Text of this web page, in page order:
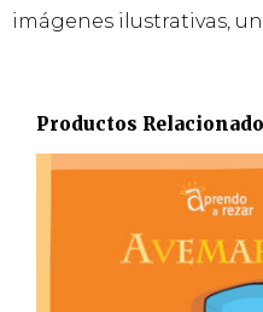
imágenes ilustrativas,
Productos